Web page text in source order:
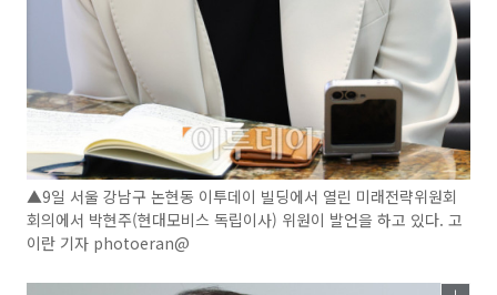
▲9일 서울 강남구 논현동 이투데이 빌딩에서 열린 미래전략위원회
회의에서 박현주(현대모비스 독립이사) 위원이 발언을 하고 있다. 고
이란 기자 photoeran@